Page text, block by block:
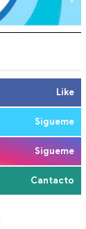
Like
Sigueme
Sigueme
Cantacto